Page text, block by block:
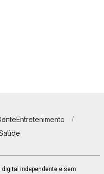
Entretenimento
digital independente e sem